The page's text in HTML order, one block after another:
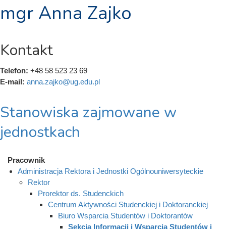
mgr Anna Zajko
Kontakt
Telefon: +48 58 523 23 69
E-mail: anna.zajko@ug.edu.pl
Stanowiska zajmowane w
jednostkach
Pracownik
Administracja Rektora i Jednostki Ogólnouniwersyteckie
Rektor
Prorektor ds. Studenckich
Centrum Aktywności Studenckiej i Doktoranckiej
Biuro Wsparcia Studentów i Doktorantów
Sekcja Informacji i Wsparcia Studentów i